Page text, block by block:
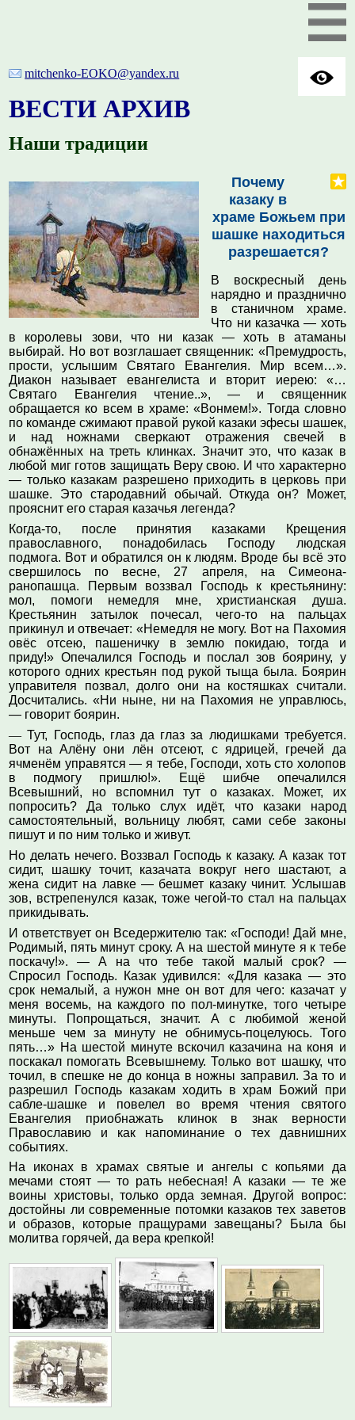
mitchenko-EOKO@yandex.ru
ВЕСТИ АРХИВ
Наши традиции
Почему
казаку в
храме Божьем при
шашке находиться
разрешается?
В воскресный день
нарядно и празднично
в станичном храме.
Что ни казачка — хоть
в королевы зови, что ни казак — хоть в атаманы
выбирай. Но вот возглашает священник: «Премудрость,
прости, услышим Святаго Евангелия. Мир всем…».
Диакон называет евангелиста и вторит иерею: «…
Святаго Евангелия чтение..», — и священник
обращается ко всем в храме: «Вонмем!». Тогда словно
по команде сжимают правой рукой казаки эфесы шашек,
и над ножнами сверкают отражения свечей в
обнажённых на треть клинках. Значит это, что казак в
любой миг готов защищать Веру свою. И что характерно
— только казакам разрешено приходить в церковь при
шашке. Это стародавний обычай. Откуда он? Может,
прояснит его старая казачья легенда?
Когда-то, после принятия казаками Крещения
православного, понадобилась Господу людская
подмога. Вот и обратился он к людям. Вроде бы всё это
свершилось по весне, 27 апреля, на Симеона-
ранопашца. Первым воззвал Господь к крестьянину:
мол, помоги немедля мне, христианская душа.
Крестьянин затылок почесал, чего-то на пальцах
прикинул и отвечает: «Немедля не могу. Вот на Пахомия
овёс отсею, пашеничку в землю покидаю, тогда и
приду!» Опечалился Господь и послал зов боярину, у
которого одних крестьян под рукой тыща была. Боярин
управителя позвал, долго они на костяшках считали.
Досчитались. «Ни ныне, ни на Пахомия не управлюсь,
— говорит боярин.
—Тут, Господь, глаз да глаз за людишками требуется.
Вот на Алёну они лён отсеют, с ядрицей, гречей да
ячменём управятся — я тебе, Господи, хоть сто холопов
в подмогу пришлю!». Ещё шибче опечалился
Всевышний, но вспомнил тут о казаках. Может, их
попросить? Да только слух идёт, что казаки народ
самостоятельный, вольницу любят, сами себе законы
пишут и по ним только и живут.
Но делать нечего. Воззвал Господь к казаку. А казак тот
сидит, шашку точит, казачата вокруг него шастают, а
жена сидит на лавке — бешмет казаку чинит. Услышав
зов, встрепенулся казак, тоже чегой-то стал на пальцах
прикидывать.
И ответствует он Вседержителю так: «Господи! Дай мне,
Родимый, пять минут сроку. А на шестой минуте я к тебе
поскачу!». — А на что тебе такой малый срок? —
Спросил Господь. Казак удивился: «Для казака — это
срок немалый, а нужон мне он вот для чего: казачат у
меня восемь, на каждого по пол-минутке, того четыре
минуты. Попрощаться, значит. А с любимой женой
меньше чем за минуту не обнимусь-поцелуюсь. Того
пять…» На шестой минуте вскочил казачина на коня и
поскакал помогать Всевышнему. Только вот шашку, что
точил, в спешке не до конца в ножны заправил. За то и
разрешил Господь казакам ходить в храм Божий при
сабле-шашке и повелел во время чтения святого
Евангелия приобнажать клинок в знак верности
Православию и как напоминание о тех давнишних
событиях.
На иконах в храмах святые и ангелы с копьями да
мечами стоят — то рать небесная! А казаки — те же
воины христовы, только орда земная. Другой вопрос:
достойны ли современные потомки казаков тех заветов
и образов, которые пращурами завещаны? Была бы
молитва горячей, да вера крепкой!